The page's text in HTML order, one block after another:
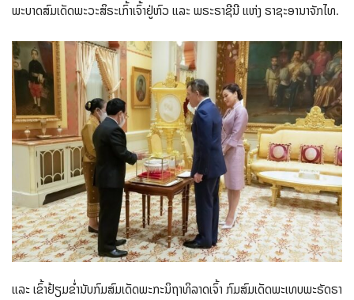
ພະບາດສົມເດັດພະວະສິຣະເກົ້າເຈົ້າຢູ່ຫົວ ແລະ ພຣະຣາຊີນີ ແຫ່ງ ຣາຊະອານາຈັກໄທ.
ແລະ ເຂົ້າຢ້ຽມຂ່ຳນັບກົມສົມເດັດພະກະນິຖາທິລາດເຈົ້າ ກົມສົມເດັດພະເທບພະຣັດຣາ